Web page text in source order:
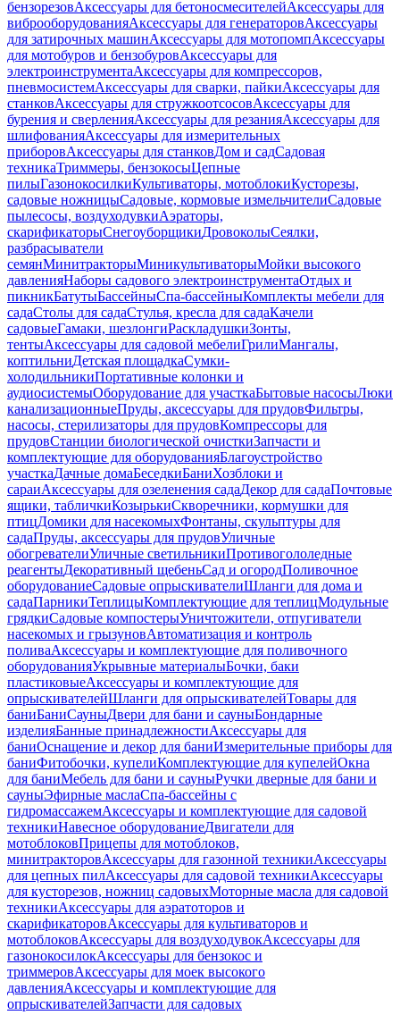
бензорезовАксессуары для бетоносмесителейАксессуары для
виброоборудованияАксессуары для генераторовАксессуары
для затирочных машинАксессуары для мотопомпАксессуары
для мотобуров и бензобуровАксессуары для
электроинструментаАксессуары для компрессоров,
пневмосистемАксессуары для сварки, пайкиАксессуары для
станковАксессуары для стружкоотсосовАксессуары для
бурения и сверленияАксессуары для резанияАксессуары для
шлифованияАксессуары для измерительных
приборовАксессуары для станковДом и садСадовая
техникаТриммеры, бензокосыЦепные
пилыГазонокосилкиКультиваторы, мотоблокиКусторезы,
садовые ножницыСадовые, кормовые измельчителиСадовые
пылесосы, воздуходувкиАэраторы,
скарификаторыСнегоуборщикиДровоколыСеялки,
разбрасыватели
семянМинитракторыМиникультиваторыМойки высокого
давленияНаборы садового электроинструментаОтдых и
пикникБатутыБассейныСпа-бассейныКомплекты мебели для
садаСтолы для садаСтулья, кресла для садаКачели
садовыеГамаки, шезлонгиРаскладушкиЗонты,
тентыАксессуары для садовой мебелиГрилиМангалы,
коптильниДетская площадкаСумки-
холодильникиПортативные колонки и
аудиосистемыОборудование для участкаБытовые насосыЛюки
канализационныеПруды, аксессуары для прудовФильтры,
насосы, стерилизаторы для прудовКомпрессоры для
прудовСтанции биологической очисткиЗапчасти и
комплектующие для оборудованияБлагоустройство
участкаДачные домаБеседкиБаниХозблоки и
сараиАксессуары для озеленения садаДекор для садаПочтовые
ящики, табличкиКозырькиСкворечники, кормушки для
птицДомики для насекомыхФонтаны, скульптуры для
садаПруды, аксессуары для прудовУличные
обогревателиУличные светильникиПротивогололедные
реагентыДекоративный щебеньСад и огородПоливочное
оборудованиеСадовые опрыскивателиШланги для дома и
садаПарникиТеплицыКомплектующие для теплицМодульные
грядкиСадовые компостерыУничтожители, отпугиватели
насекомых и грызуновАвтоматизация и контроль
поливаАксессуары и комплектующие для поливочного
оборудованияУкрывные материалыБочки, баки
пластиковыеАксессуары и комплектующие для
опрыскивателейШланги для опрыскивателейТовары для
баниБаниСауныДвери для бани и сауныБондарные
изделияБанные принадлежностиАксессуары для
баниОснащение и декор для баниИзмерительные приборы для
баниФитобочки, купелиКомплектующие для купелейОкна
для баниМебель для бани и сауныРучки дверные для бани и
сауныЭфирные маслаСпа-бассейны с
гидромассажемАксессуары и комплектующие для садовой
техникиНавесное оборудованиеДвигатели для
мотоблоковПрицепы для мотоблоков,
минитракторовАксессуары для газонной техникиАксессуары
для цепных пилАксессуары для садовой техникиАксессуары
для кусторезов, ножниц садовыхМоторные масла для садовой
техникиАксессуары для аэратоторов и
скарификаторовАксессуары для культиваторов и
мотоблоковАксессуары для воздуходувокАксессуары для
газонокосилокАксессуары для бензокос и
триммеровАксессуары для моек высокого
давленияАксессуары и комплектующие для
опрыскивателейЗапчасти для садовых